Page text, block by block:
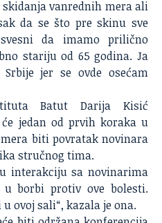
vanrednih mera ali
da se što pre skinu sve
da imamo prilično
stariju od 65 godina. Ja
jer se ovde osećam
Batut Darija Kisić
jedan od prvih koraka u
biti povratak novinara
stručnog tima.
interakciju sa novinarima
borbi protiv ove bolesti.
ovoj sali“, kazala je ona.